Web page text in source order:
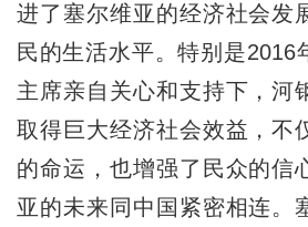
进了塞尔维亚的经济社会发
民的生活水平。特别是2016
主席亲自关心和支持下，河
取得巨大经济社会效益，不
的命运，也增强了民众的信
亚的未来同中国紧密相连。